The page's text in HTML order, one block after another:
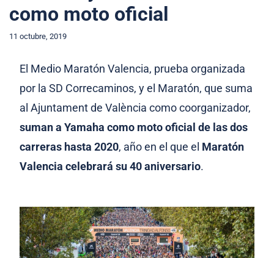
como moto oficial
11 octubre, 2019
El Medio Maratón Valencia, prueba organizada
por la SD Correcaminos, y el Maratón, que suma
al Ajuntament de València como coorganizador,
suman a Yamaha como moto oficial de las dos
carreras hasta 2020, año en el que el Maratón
Valencia celebrará su 40 aniversario.